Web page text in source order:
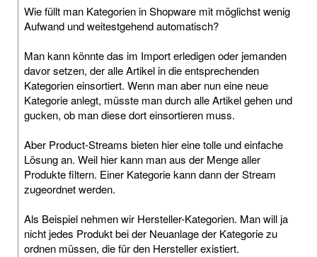
Wie füllt man Kategorien in Shopware mit möglichst wenig
Aufwand und weitestgehend automatisch?
Man kann könnte das im Import erledigen oder jemanden
davor setzen, der alle Artikel in die entsprechenden
Kategorien einsortiert. Wenn man aber nun eine neue
Kategorie anlegt, müsste man durch alle Artikel gehen und
gucken, ob man diese dort einsortieren muss.
Aber Product-Streams bieten hier eine tolle und einfache
Lösung an. Weil hier kann man aus der Menge aller
Produkte filtern. Einer Kategorie kann dann der Stream
zugeordnet werden.
Als Beispiel nehmen wir Hersteller-Kategorien. Man will ja
nicht jedes Produkt bei der Neuanlage der Kategorie zu
ordnen müssen, die für den Hersteller existiert.